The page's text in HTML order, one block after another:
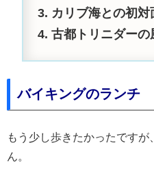
カリブ海との初対
古都トリニダーの
バイキングのランチ
もう少し歩きたかったです
ん。